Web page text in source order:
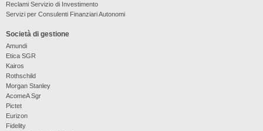
Reclami Servizio di Investimento
Servizi per Consulenti Finanziari Autonomi
Società di gestione
Amundi
Etica SGR
Kairos
Rothschild
Morgan Stanley
AcomeA Sgr
Pictet
Eurizon
Fidelity